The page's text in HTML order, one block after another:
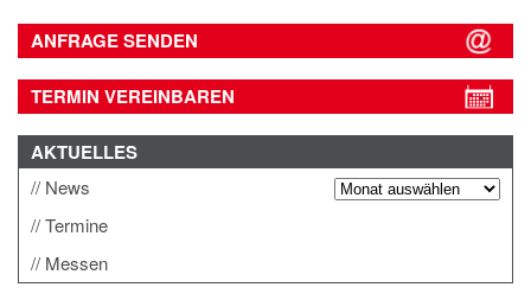
ANFRAGE SENDEN
TERMIN VEREINBAREN
AKTUELLES
News
Termine
Messen